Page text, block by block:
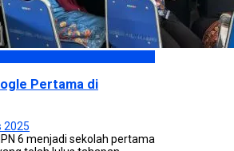
Pertama di
2025
6 menjadi sekolah pertama